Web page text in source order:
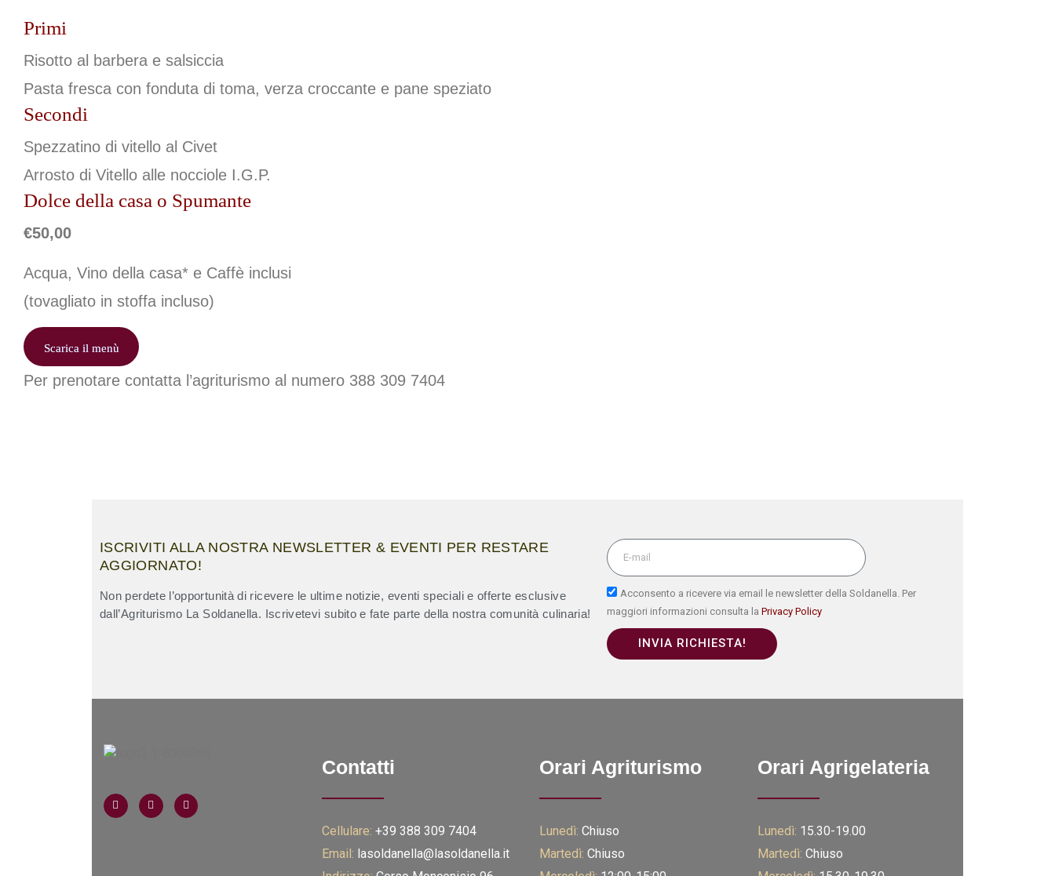
Primi
Risotto al barbera e salsiccia
Pasta fresca con fonduta di toma, verza croccante e pane speziato
Secondi
Spezzatino di vitello al Civet
Arrosto di Vitello alle nocciole I.G.P.
Dolce della casa o Spumante
€50,00
Acqua, Vino della casa* e Caffè inclusi
(tovagliato in stoffa incluso)
Scarica il menù
Per prenotare contatta l’agriturismo al numero 388 309 7404
ISCRIVITI ALLA NOSTRA NEWSLETTER & EVENTI PER RESTARE
AGGIORNATO!
Non perdete l’opportunità di ricevere le ultime notizie, eventi speciali e offerte esclusive
dall’Agriturismo La Soldanella. Iscrivetevi subito e fate parte della nostra comunità culinaria!
Acconsento a ricevere via email le newsletter della Soldanella. Per
maggiori informazioni consulta laPrivacy Policy
INVIA RICHIESTA!
Contatti
Cellulare: +39 388 309 7404
Email: lasoldanella@lasoldanella.it
Orari Agriturismo
Lunedì: Chiuso
Martedì: Chiuso
Orari Agrigelateria
Lunedì: 15.30-19.00
Martedì: Chiuso